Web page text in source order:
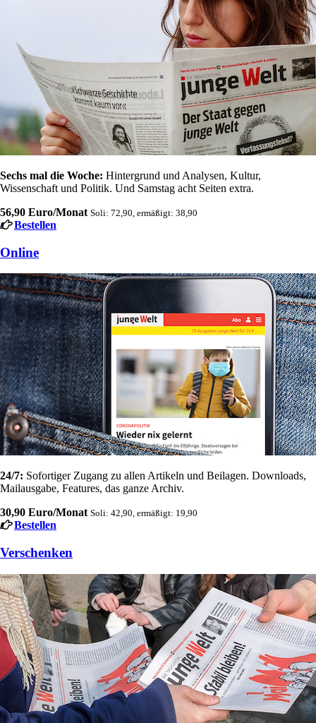
Sechs mal die Woche: Hintergrund und Analysen, Kultur,
Wissenschaft und Politik. Und Samstag acht Seiten extra.
56,90 Euro/Monat Soli: 72,90, ermäßigt: 38,90
Bestellen
Online
24/7: Sofortiger Zugang zu allen Artikeln und Beilagen. Downloads,
Mailausgabe, Features, das ganze Archiv.
30,90 Euro/Monat Soli: 42,90, ermäßigt: 19,90
Bestellen
Verschenken